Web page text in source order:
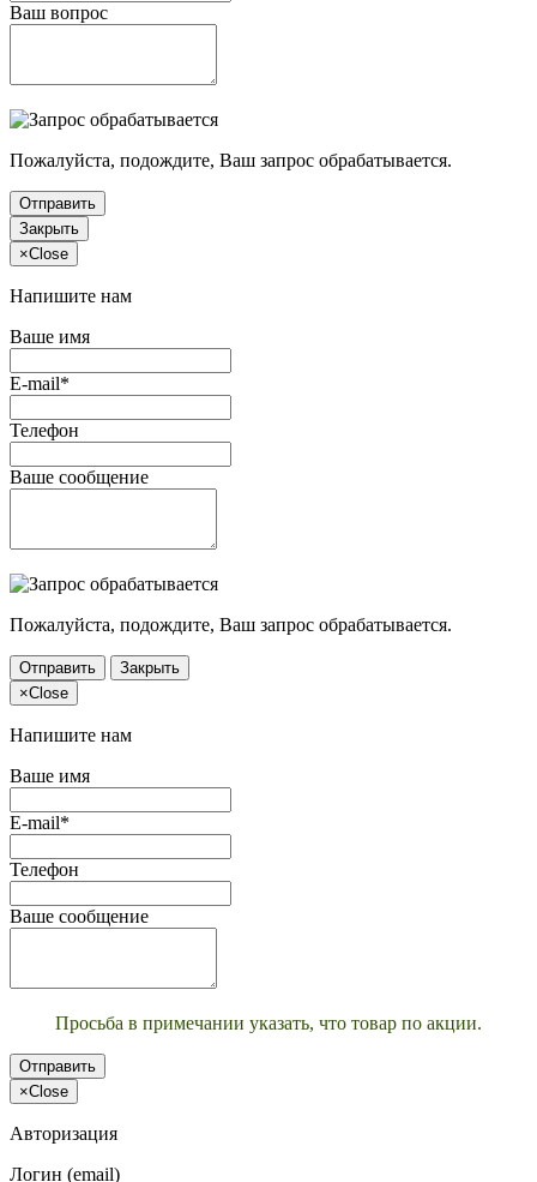
Ваш вопрос
Пожалуйста, подождите, Ваш запрос обрабатывается.
Отправить
Закрыть
×Close
Напишите нам
Ваше имя
E-mail*
Телефон
Ваше сообщение
Пожалуйста, подождите, Ваш запрос обрабатывается.
Отправить
Закрыть
×Close
Напишите нам
Ваше имя
E-mail*
Телефон
Ваше сообщение
Просьба в примечании указать, что товар по акции.
Отправить
×Close
Авторизация
Логин (email)